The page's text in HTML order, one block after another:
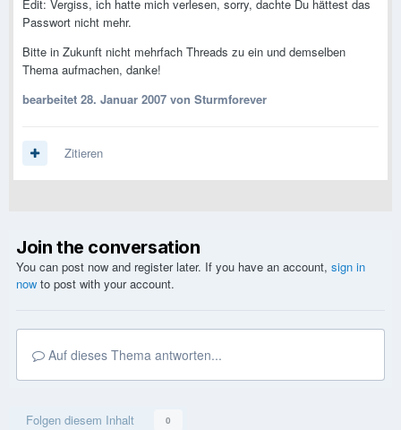
Edit: Vergiss, ich hatte mich verlesen, sorry, dachte Du hättest das
Passwort nicht mehr.
Bitte in Zukunft nicht mehrfach Threads zu ein und demselben
Thema aufmachen, danke!
bearbeitet 28. Januar 2007 von Sturmforever
Zitieren
Join the conversation
You can post now and register later. If you have an account, sign in
now to post with your account.
Auf dieses Thema antworten...
Folgen diesem Inhalt 0